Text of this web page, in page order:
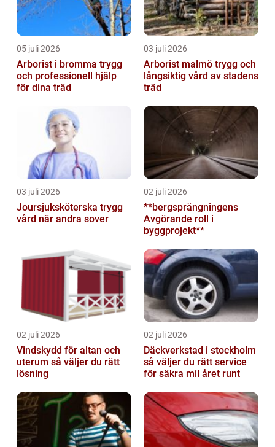
05 juli 2026
Arborist i bromma trygg
och professionell hjälp
för dina träd
03 juli 2026
Arborist malmö trygg och
långsiktig vård av stadens
träd
03 juli 2026
Joursjuksköterska trygg
vård när andra sover
02 juli 2026
**bergsprängningens
Avgörande roll i
byggprojekt**
02 juli 2026
Vindskydd för altan och
uterum så väljer du rätt
lösning
02 juli 2026
Däckverkstad i stockholm
så väljer du rätt service
för säkra mil året runt